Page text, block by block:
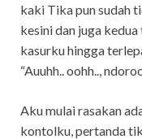
kaki Tika pun sudah
kesini dan juga
kasurku hingga
“Auuhh.. oohh..,
Aku mulai rasakan
kontolku, pertanda